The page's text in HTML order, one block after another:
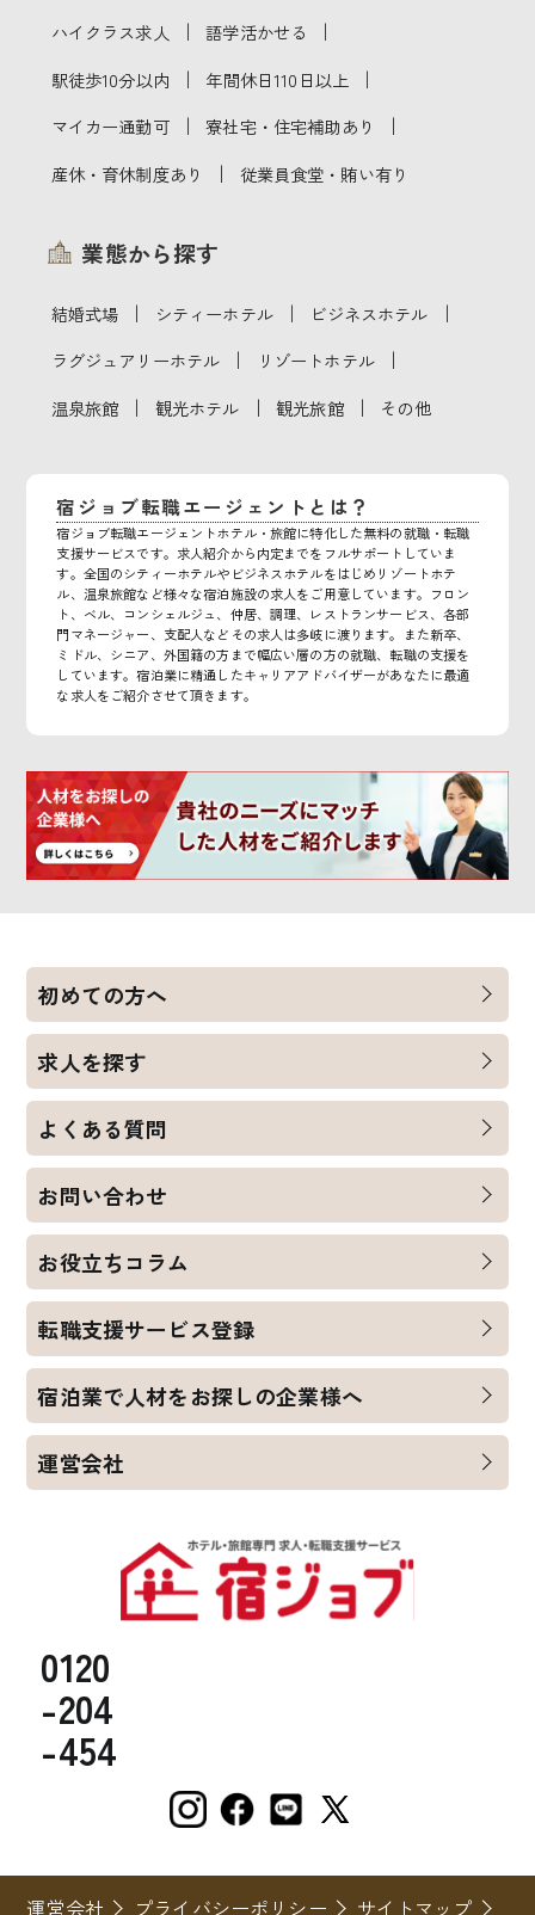
ハイクラス求人 ｜ 語学活かせる ｜
駅徒歩10分以内 ｜ 年間休日110日以上 ｜
マイカー通勤可 ｜ 寮社宅・住宅補助あり ｜
産休・育休制度あり ｜ 従業員食堂・賄い有り
業態から探す
結婚式場 ｜ シティーホテル ｜ ビジネスホテル ｜
ラグジュアリーホテル ｜ リゾートホテル ｜
温泉旅館 ｜ 観光ホテル ｜ 観光旅館 ｜ その他
宿ジョブ転職エージェントとは？
宿ジョブ転職エージェントホテル・旅館に特化した無料の就職・転職
支援サービスです。求人紹介から内定までをフルサポートしていま
す。全国のシティーホテルやビジネスホテルをはじめリゾートホテ
ル、温泉旅館など様々な宿泊施設の求人をご用意しています。フロン
ト、ベル、コンシェルジュ、仲居、調理、レストランサービス、各部
門マネージャー、支配人などその求人は多岐に渡ります。また新卒、
ミドル、シニア、外国籍の方まで幅広い層の方の就職、転職の支援を
しています。宿泊業に精通したキャリアアドバイザーがあなたに最適
な求人をご紹介させて頂きます。
0120
-204
-454
初めての方へ
求人を探す
よくある質問
お問い合わせ
お役立ちコラム
転職支援サービス登録
宿泊業で人材をお探しの企業様へ
運営会社
運営会社 プライバシーポリシー サイトマップ